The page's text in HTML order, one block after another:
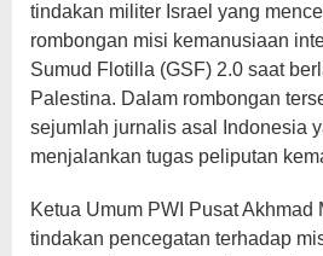
tindakan militer Israel yang
rombongan misi kemanusiaan
Sumud Flotilla (GSF) 2.0 saat
Palestina. Dalam rombongan
sejumlah jurnalis asal Indonesia
menjalankan tugas peliputan
Ketua Umum PWI Pusat Akhmad
tindakan pencegatan terhadap